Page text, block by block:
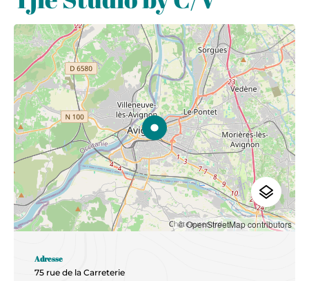
© OpenStreetMap contributors
Adresse
75 rue de la Carreterie